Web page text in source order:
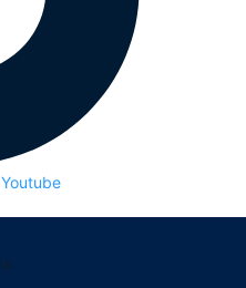
Youtube